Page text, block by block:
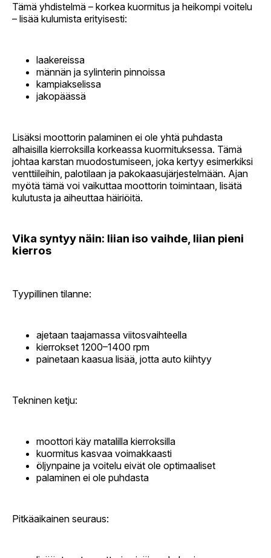
Tämä yhdistelmä – korkea kuormitus ja heikompi voitelu
– lisää kulumista erityisesti:
laakereissa
männän ja sylinterin pinnoissa
kampiakselissa
jakopäässä
Lisäksi moottorin palaminen ei ole yhtä puhdasta
alhaisilla kierroksilla korkeassa kuormituksessa. Tämä
johtaa karstan muodostumiseen, joka kertyy esimerkiksi
venttiileihin, palotilaan ja pakokaasujärjestelmään. Ajan
myötä tämä voi vaikuttaa moottorin toimintaan, lisätä
kulutusta ja aiheuttaa häiriöitä.
Vika syntyy näin: liian iso vaihde, liian pieni
kierros
Tyypillinen tilanne:
ajetaan taajamassa viitosvaihteella
kierrokset 1200–1400 rpm
painetaan kaasua lisää, jotta auto kiihtyy
Tekninen ketju:
moottori käy matalilla kierroksilla
kuormitus kasvaa voimakkaasti
öljynpaine ja voitelu eivät ole optimaaliset
palaminen ei ole puhdasta
Pitkäaikainen seuraus: